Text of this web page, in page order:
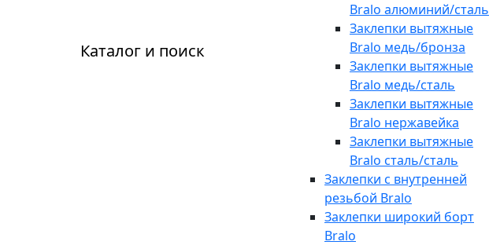
Каталог и поиск
Bralo алюминий/сталь
Заклепки вытяжные
Bralo медь/бронза
Заклепки вытяжные
Bralo медь/сталь
Заклепки вытяжные
Bralo нержавейка
Заклепки вытяжные
Bralo сталь/сталь
Заклепки с внутренней
резьбой Bralo
Заклепки широкий борт
Bralo